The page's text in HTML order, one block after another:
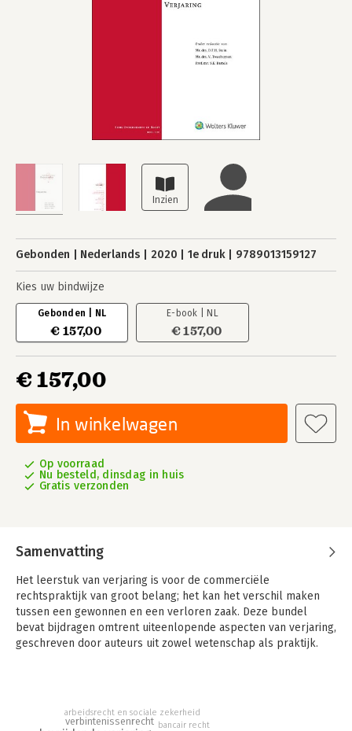
Gebonden Nederlands 2020 1e druk 9789013159127
Kies uw bindwijze
Gebonden | NL
€ 157,00
E-book | NL
€ 157,00
€ 157,00
In winkelwagen
Op voorraad
Nu besteld, dinsdag in huis
Gratis verzonden
Samenvatting
Het leerstuk van verjaring is voor de commerciële
rechtspraktijk van groot belang; het kan het verschil maken
tussen een gewonnen en een verloren zaak. Deze bundel
bevat bijdragen omtrent uiteenlopende aspecten van verjaring,
geschreven door auteurs uit zowel wetenschap als praktijk.
waaraan een vennootschap is blootgesteld, waarmee het
verbintenissenrecht
arbeidsrecht en sociale zekerheid
bancair recht